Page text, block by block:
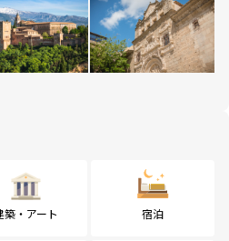
築・アート 宿泊